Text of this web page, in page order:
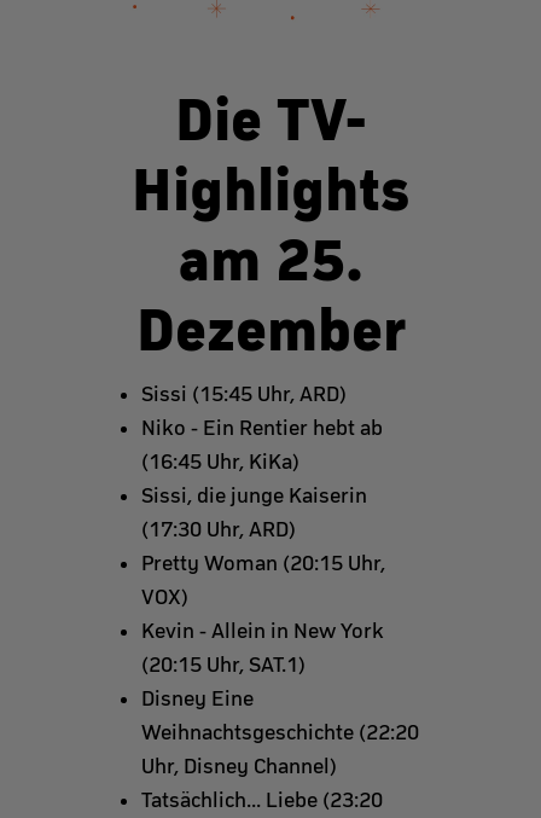
Die TV-
Highlights
am 25.
Dezember
Sissi (15:45 Uhr, ARD)
Niko - Ein Rentier hebt ab
(16:45 Uhr, KiKa)
Sissi, die junge Kaiserin
(17:30 Uhr, ARD)
Pretty Woman (20:15 Uhr,
VOX)
Kevin - Allein in New York
(20:15 Uhr, SAT.1)
Disney Eine
Weihnachtsgeschichte (22:20
Uhr, Disney Channel)
Tatsächlich... Liebe (23:20